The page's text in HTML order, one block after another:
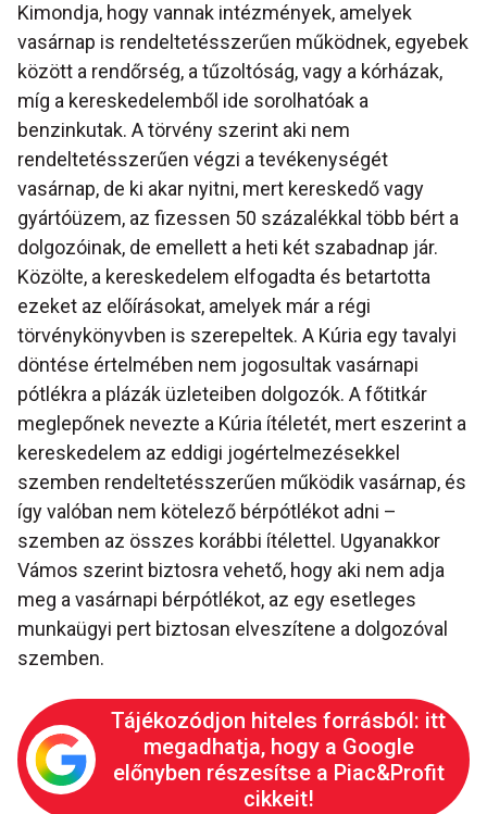
Kimondja, hogy vannak intézmények, amelyek
vasárnap is rendeltetésszerűen működnek, egyebek
között a rendőrség, a tűzoltóság, vagy a kórházak,
míg a kereskedelemből ide sorolhatóak a
benzinkutak. A törvény szerint aki nem
rendeltetésszerűen végzi a tevékenységét
vasárnap, de ki akar nyitni, mert kereskedő vagy
gyártóüzem, az fizessen 50 százalékkal több bért a
dolgozóinak, de emellett a heti két szabadnap jár.
Közölte, a kereskedelem elfogadta és betartotta
ezeket az előírásokat, amelyek már a régi
törvénykönyvben is szerepeltek. A Kúria egy tavalyi
döntése értelmében nem jogosultak vasárnapi
pótlékra a plázák üzleteiben dolgozók. A főtitkár
meglepőnek nevezte a Kúria ítéletét, mert eszerint a
kereskedelem az eddigi jogértelmezésekkel
szemben rendeltetésszerűen működik vasárnap, és
így valóban nem kötelező bérpótlékot adni –
szemben az összes korábbi ítélettel. Ugyanakkor
Vámos szerint biztosra vehető, hogy aki nem adja
meg a vasárnapi bérpótlékot, az egy esetleges
munkaügyi pert biztosan elveszítene a dolgozóval
szemben.
Tájékozódjon hiteles forrásból: itt
megadhatja, hogy a Google
előnyben részesítse a Piac&Profit
cikkeit!